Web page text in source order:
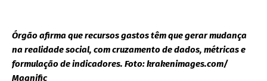
Órgão afirma que recursos gastos têm que gerar mudança
na realidade social, com cruzamento de dados, métricas e
formulação de indicadores. Foto: krakenimages.com/
Magnific